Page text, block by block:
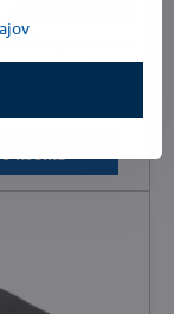
pre Winix
- levanduľa